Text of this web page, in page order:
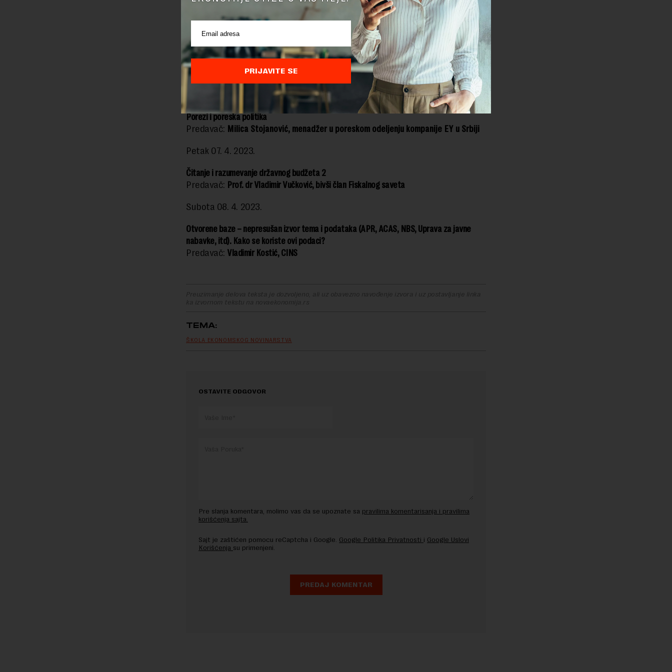
Čitanje i razumevanje državnog budžeta 1
Predavač:Prof. dr Vladimir Vučković, bivši član Fiskalnog saveta
Subota 01. 4. 2023.
Fact – checking u ekonomskom novinarstvu i oblici medijskih manipulacija
Predavač:
Vesna Radojević, KRIK
Porezi i poreska politika
Predavač: Milica Stojanović, menadžer u poreskom odeljenju kompanije EY u Srbiji
Petak 07. 4. 2023.
Čitanje i razumevanje državnog budžeta 2
Predavač: Prof. dr Vladimir Vučković, bivši član Fiskalnog saveta
Subota 08. 4. 2023.
Otvorene baze – nepresušan izvor tema i podataka (APR, ACAS, NBS, Uprava za javne
nabavke, itd). Kako se koriste ovi podaci?
Predavač: Vladimir Kostić, CINS
Preuzimanje delova teksta je dozvoljeno, ali uz obavezno navođenje izvora i uz postavljanje linka
ka izvornom tekstu na novaekonomija.rs
TEMA:
ŠKOLA EKONOMSKOG NOVINARSTVA
OSTAVITE ODGOVOR
Pre slanja komentara, molimo vas da se upoznate sa pravilima komentarisanja i pravilima
korišćenja sajta.
Sajt je zaštićen pomocu reCaptcha i Google. Google Politika Privatnosti i Google Uslovi
Korišćenja su primenjeni.
PRIJAVITE SE